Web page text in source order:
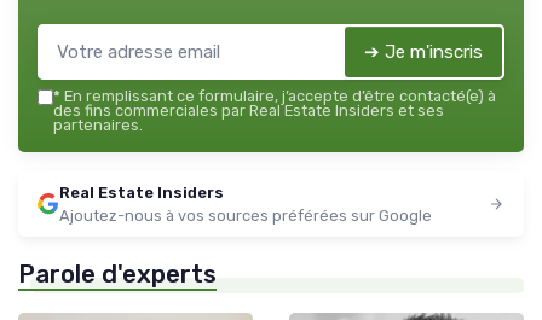
➔ Je m'inscris
* En remplissant ce formulaire, j’accepte d’être contacté(e) à
des fins commerciales par Real Estate Insiders et ses
partenaires.
Real Estate Insiders
Ajoutez-nous à vos sources préférées sur Google
Parole d'experts